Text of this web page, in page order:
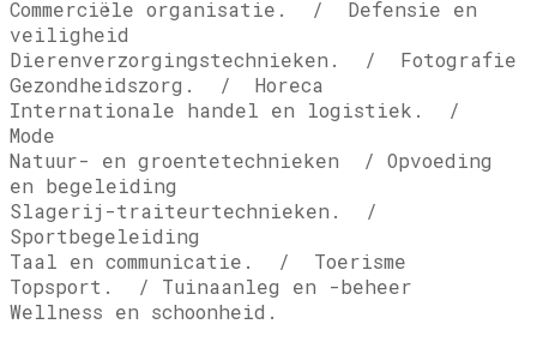
Commerciële organisatie. / Defensie en
veiligheid
Dierenverzorgingstechnieken. / Fotografie
Gezondheidszorg. / Horeca
Internationale handel en logistiek. /
Mode
Natuur- en groentetechnieken / Opvoeding
en begeleiding
Slagerij-traiteurtechnieken. /
Sportbegeleiding
Taal en communicatie. / Toerisme
Topsport. / Tuinaanleg en -beheer
Wellness en schoonheid.